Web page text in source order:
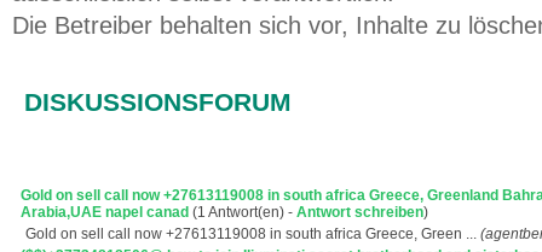
Die Betreiber behalten sich vor, Inhalte zu
DISKUSSIONSFORUM
Gold on sell call now +27613119008 in south africa Greece, Greenland
Arabia,UAE napel canad (1 Antwort(en) - Antwort schreiben)
Gold on sell call now +27613119008 in south africa Greece, Green ...